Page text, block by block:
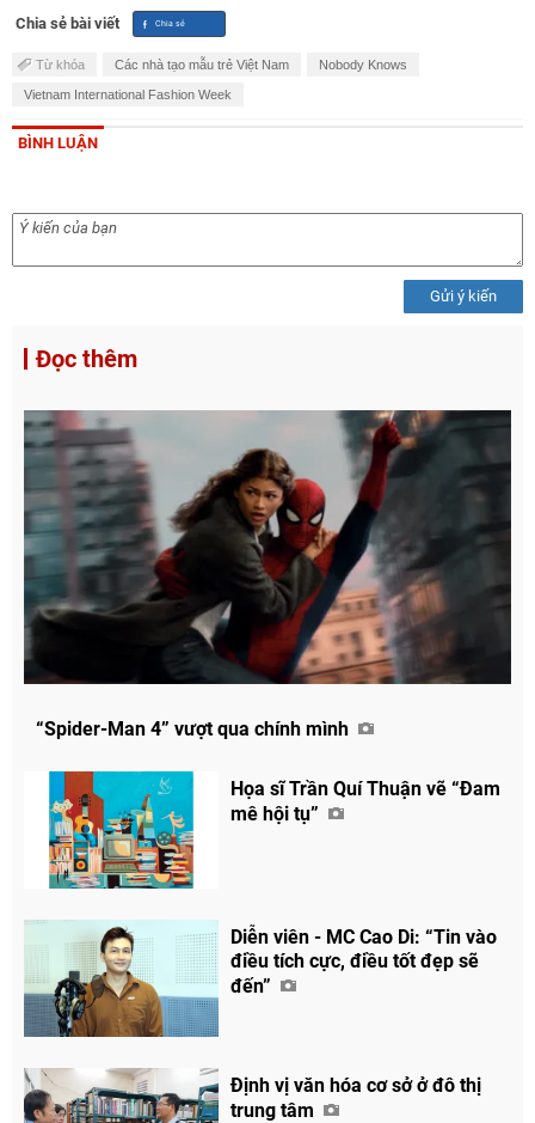
Chia sẻ bài viết
Từ khóa Các nhà tạo mẫu trẻ Việt Nam Nobody Knows
Vietnam International Fashion Week
BÌNH LUẬN
Gửi ý kiến
Đọc thêm
“Spider-Man 4” vượt qua chính mình
Họa sĩ Trần Quí Thuận vẽ “Đam
mê hội tụ”
Diễn viên - MC Cao Di: “Tin vào
điều tích cực, điều tốt đẹp sẽ
đến”
Định vị văn hóa cơ sở ở đô thị
trung tâm